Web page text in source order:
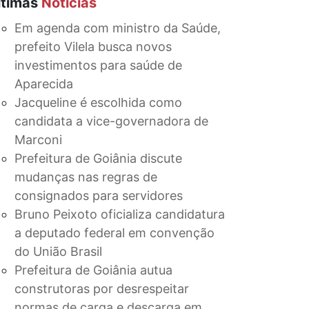
Em agenda com ministro da Saúde,
prefeito Vilela busca novos
investimentos para saúde de
Aparecida
Jacqueline é escolhida como
candidata a vice-governadora de
Marconi
Prefeitura de Goiânia discute
mudanças nas regras de
consignados para servidores
Bruno Peixoto oficializa candidatura
a deputado federal em convenção
do União Brasil
Prefeitura de Goiânia autua
construtoras por desrespeitar